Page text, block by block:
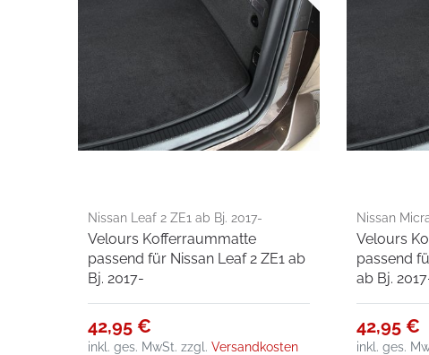
Nissan Leaf 2 ZE1 ab Bj. 2017-
Velours Kofferraummatte
passend für Nissan Leaf 2 ZE1 ab
Bj. 2017-
42,95 €
inkl. ges. MwSt. zzgl.Versandkosten
Nissan
Velours
passend
ab Bj.
42,95 €
inkl. ges.